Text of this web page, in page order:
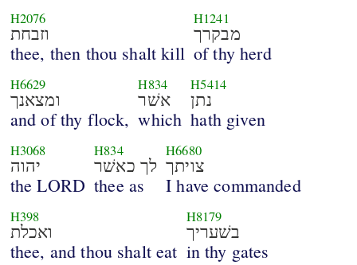
H2076
וזבחת
thee, then thou shalt kill
H1241
מבקרך
of thy herd
H6629
ומצאנך
and of thy flock,
H834
אשׁר
which
H5414
נתן
hath given
H3068
יהוה
the LORD
H834
לך כאשׁר
thee as
H6680
צויתך
I have commanded
H398
ואכלת
thee, and thou shalt eat
H8179
בשׁעריך
in thy gates